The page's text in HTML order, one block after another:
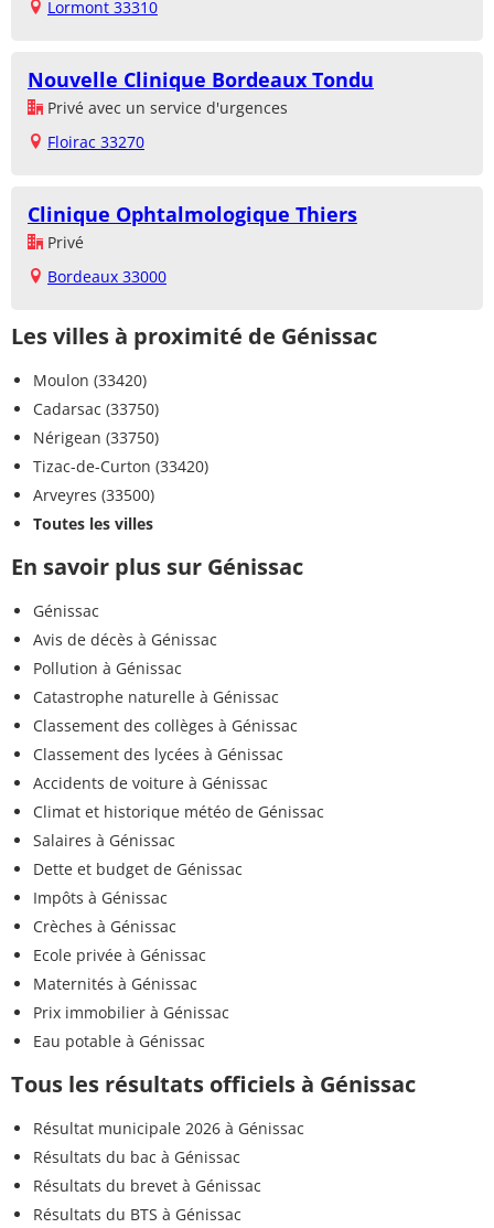
Lormont 33310
Nouvelle Clinique Bordeaux Tondu
Privé avec un service d'urgences
Floirac 33270
Clinique Ophtalmologique Thiers
Privé
Bordeaux 33000
Les villes à proximité de Génissac
Moulon (33420)
Cadarsac (33750)
Nérigean (33750)
Tizac-de-Curton (33420)
Arveyres (33500)
Toutes les villes
En savoir plus sur Génissac
Génissac
Avis de décès à Génissac
Pollution à Génissac
Catastrophe naturelle à Génissac
Classement des collèges à Génissac
Classement des lycées à Génissac
Accidents de voiture à Génissac
Climat et historique météo de Génissac
Salaires à Génissac
Dette et budget de Génissac
Impôts à Génissac
Crèches à Génissac
Ecole privée à Génissac
Maternités à Génissac
Prix immobilier à Génissac
Eau potable à Génissac
Tous les résultats officiels à Génissac
Résultat municipale 2026 à Génissac
Résultats du bac à Génissac
Résultats du brevet à Génissac
Résultats du BTS à Génissac